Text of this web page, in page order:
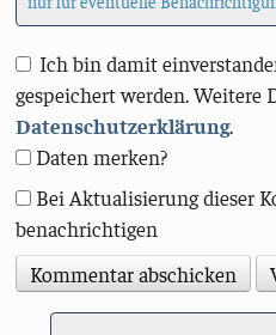
Ich bin damit
gespeichert werden. Weitere
Datenschutzerklärung.
Daten merken?
Bei Aktualisierung dieser
benachrichtigen